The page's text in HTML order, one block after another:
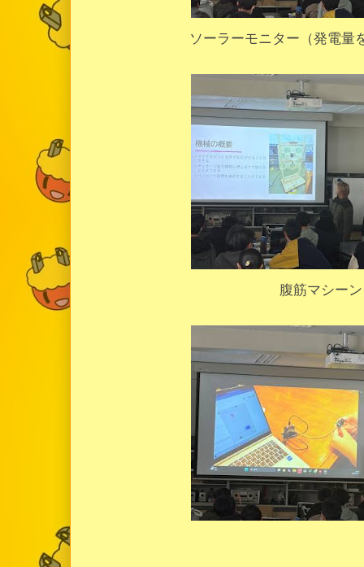
ソーラーモニター（発電量
腹筋マシーン